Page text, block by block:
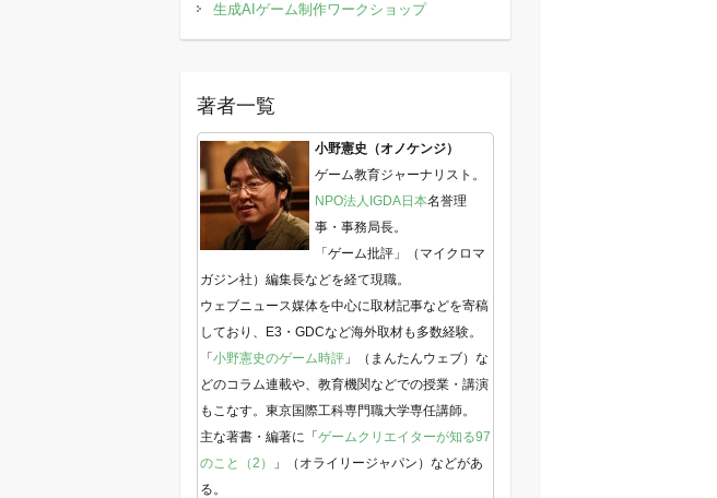
生成AIゲーム制作ワークショップ
著者一覧
小野憲史（オノケンジ）
ゲーム教育ジャーナリスト。
NPO法人IGDA日本名誉理
事・事務局長。
「ゲーム批評」（マイクロマ
ガジン社）編集長などを経て現職。
ウェブニュース媒体を中心に取材記事などを寄稿
しており、E3・GDCなど海外取材も多数経験。
「 小野憲史のゲーム時評」（まんたんウェブ）な
どのコラム連載や、教育機関などでの授業・講演
もこなす。東京国際工科専門職大学専任講師。
主な著書・編著に「 ゲームクリエイターが知る97
のこと（2）
」（オライリージャパン）などがあ
る。